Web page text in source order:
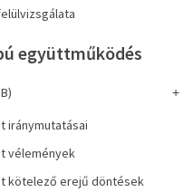
együttműködés
iránymutatásai
vélemények
kötelező erejű döntések